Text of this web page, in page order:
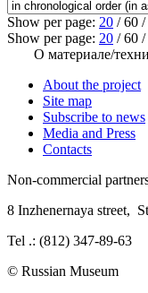
Show per page: 20 /60 /
Show per page: 20 /60 /
О материале/
About the project
Site map
Subscribe to news
Media and Press
Contacts
Non-commercial
8 Inzhenernaya street,
Tel .: (812) 347-89-63
© Russian Museum